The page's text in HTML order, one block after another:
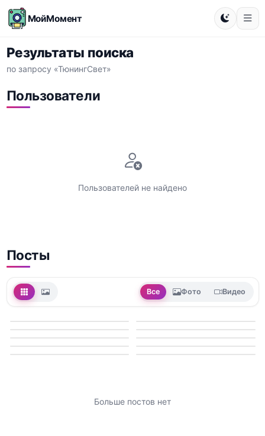
МойМомент
Результаты поиска
по запросу «ТюнингСвет»
Пользователи
Пользователей не найдено
Посты
Все Фото Видео
Больше постов нет